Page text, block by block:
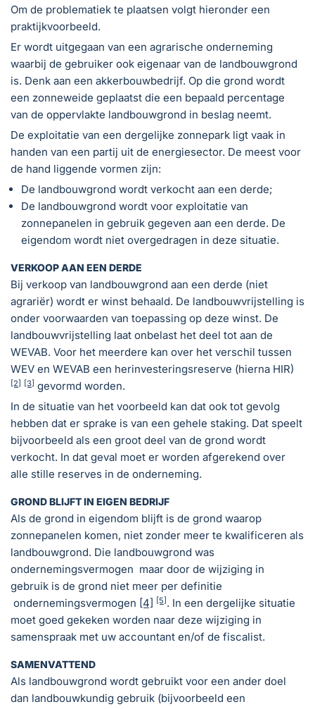
Om de problematiek te plaatsen volgt hieronder een
praktijkvoorbeeld.
Er wordt uitgegaan van een agrarische onderneming
waarbij de gebruiker ook eigenaar van de landbouwgrond
is. Denk aan een akkerbouwbedrijf. Op die grond wordt
een zonneweide geplaatst die een bepaald percentage
van de oppervlakte landbouwgrond in beslag neemt.
De exploitatie van een dergelijke zonnepark ligt vaak in
handen van een partij uit de energiesector. De meest voor
de hand liggende vormen zijn:
De landbouwgrond wordt verkocht aan een derde;
De landbouwgrond wordt voor exploitatie van
zonnepanelen in gebruik gegeven aan een derde. De
eigendom wordt niet overgedragen in deze situatie.
VERKOOP AAN EEN DERDE
Bij verkoop van landbouwgrond aan een derde (niet
agrariër) wordt er winst behaald. De landbouwvrijstelling is
onder voorwaarden van toepassing op deze winst. De
landbouwvrijstelling laat onbelast het deel tot aan de
WEVAB. Voor het meerdere kan over het verschil tussen
WEV en WEVAB een herinvesteringsreserve (hierna HIR)
[2] [3] gevormd worden.
In de situatie van het voorbeeld kan dat ook tot gevolg
hebben dat er sprake is van een gehele staking. Dat speelt
bijvoorbeeld als een groot deel van de grond wordt
verkocht. In dat geval moet er worden afgerekend over
alle stille reserves in de onderneming.
GROND BLIJFT IN EIGEN BEDRIJF
Als de grond in eigendom blijft is de grond waarop
zonnepanelen komen, niet zonder meer te kwalificeren als
landbouwgrond. Die landbouwgrond was
ondernemingsvermogen maar door de wijziging in
gebruik is de grond niet meer per definitie
ondernemingsvermogen [4] [5]. In een dergelijke situatie
moet goed gekeken worden naar deze wijziging in
samenspraak met uw accountant en/of de fiscalist.
SAMENVATTEND
Als landbouwgrond wordt gebruikt voor een ander doel
dan landbouwkundig gebruik (bijvoorbeeld een